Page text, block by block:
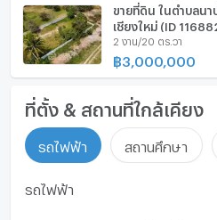
เตาปรุงอาหาร
ตู้เย็น
เครื่องดูดควัน
ลิฟท์
ที่จอดรถ
ขายที่ดิน ในตำบลน
เชียงใหม่ (ID
2 งาน/20 ตร.วา
฿3,000,000
ที่ตั้ง & สถานที่ใกล้เคียง
รถไฟฟ้า สถานศึกษา
รถไฟฟ้า